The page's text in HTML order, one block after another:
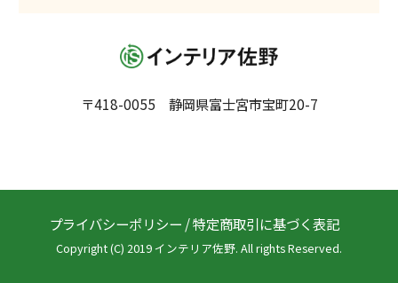
〒418-0055 静岡県富士宮市宝町20-7
プライバシーポリシー /特定商取引に基づく表記
Copyright (C) 2019 インテリア佐野. All rights Reserved.